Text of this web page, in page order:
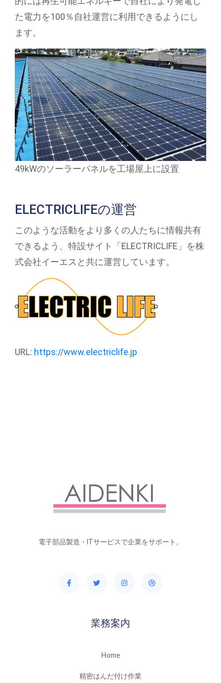
た電力を100％自社運営に利用できるようにし
ます。
49kWのソーラーパネルを工場屋上に設置
ELECTRICLIFEの運営
このような活動をより多くの人たちに情報共有
できるよう、特設サイト「ELECTRICLIFE」を株
式会社イーエスと共に運営しています。
URL: https://www.electriclife.jp
電子部品製造・ITサービスで企業をサポート。
業務案内
Home
精密はんだ付け作業